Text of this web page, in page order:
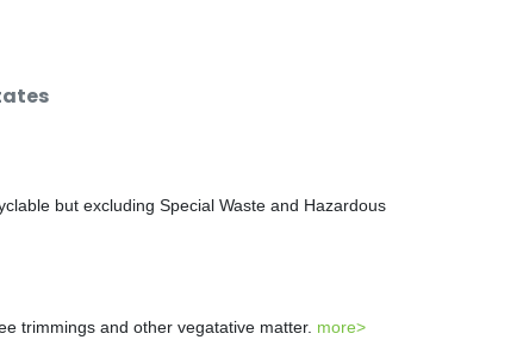
but excluding Special Waste and Hazardous
trimmings and other vegatative matter. more>